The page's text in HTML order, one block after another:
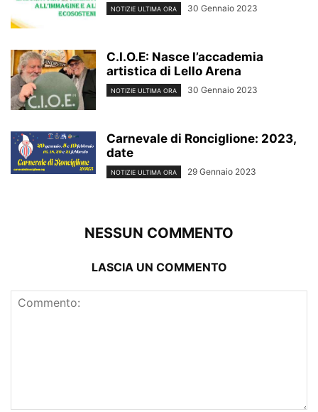
NOTIZIE ULTIMA ORA 30 Gennaio 2023
C.I.O.E: Nasce l’accademia
artistica di Lello Arena
NOTIZIE ULTIMA ORA 30 Gennaio 2023
Carnevale di Ronciglione: 2023,
date
NOTIZIE ULTIMA ORA 29 Gennaio 2023
NESSUN COMMENTO
LASCIA UN COMMENTO